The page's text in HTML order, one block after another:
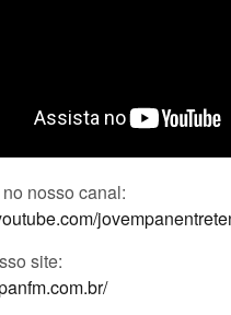
nosso canal:
site: